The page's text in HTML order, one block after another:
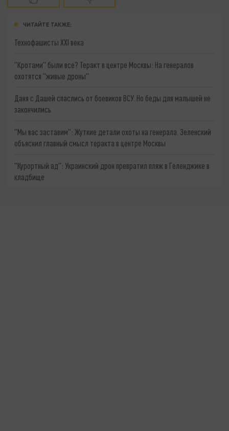
ЧИТАЙТЕ ТАКЖЕ:
Технофашисты XXI века
"Кротами" были все? Теракт в центре Москвы: На генералов
охотятся "живые дроны"
Даня с Дашей спаслись от боевиков ВСУ. Но беды для малышей не
закончились
"Мы вас заставим": Жуткие детали охоты на генерала. Зеленский
объяснил главный смысл теракта в центре Москвы
"Курортный ад": Украинский дрон превратил пляж в Геленджике в
кладбище